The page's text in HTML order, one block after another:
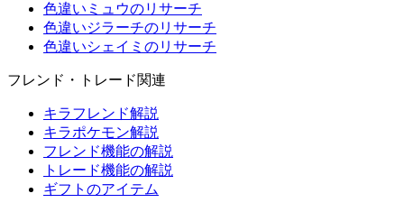
色違いミュウのリサーチ
色違いジラーチのリサーチ
色違いシェイミのリサーチ
フレンド・トレード関連
キラフレンド解説
キラポケモン解説
フレンド機能の解説
トレード機能の解説
ギフトのアイテム